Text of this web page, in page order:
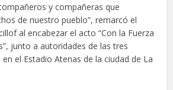
y compañeras que
de nuestro pueblo”, remarcó el
al encabezar el acto “Con la Fuerza
junto a autoridades de las tres
el Estadio Atenas de la ciudad de La